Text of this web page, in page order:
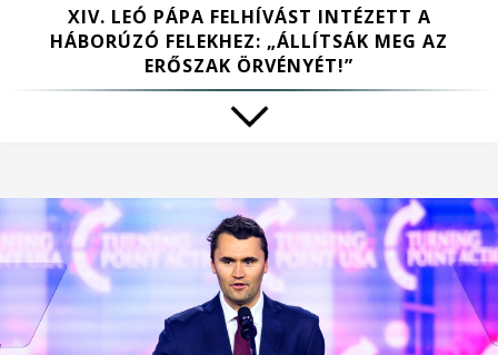
XIV. LEÓ PÁPA FELHÍVÁST INTÉZETT A
HÁBORÚZÓ FELEKHEZ: „ÁLLÍTSÁK MEG AZ
ERŐSZAK ÖRVÉNYÉT!”